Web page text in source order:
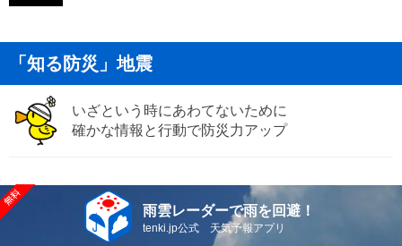
「知る防災」地震
いざという時にあわてないために
確かな情報と行動で防災力アップ
雨雲レーダーで雨を回避！
tenki.jp公式 天気予報アプリ